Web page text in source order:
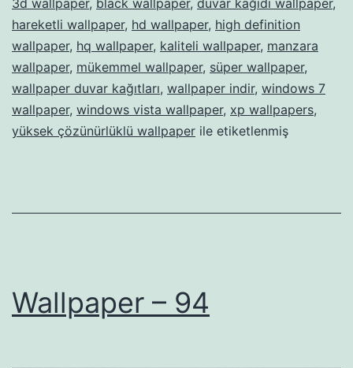
3d wallpaper, black wallpaper, duvar kağıdı wallpaper,
hareketli wallpaper, hd wallpaper, high definition
wallpaper, hq wallpaper, kaliteli wallpaper, manzara
wallpaper, mükemmel wallpaper, süper wallpaper,
wallpaper duvar kağıtları, wallpaper indir, windows 7
wallpaper, windows vista wallpaper, xp wallpapers,
yüksek çözünürlüklü wallpaper ile etiketlenmiş
Wallpaper – 94